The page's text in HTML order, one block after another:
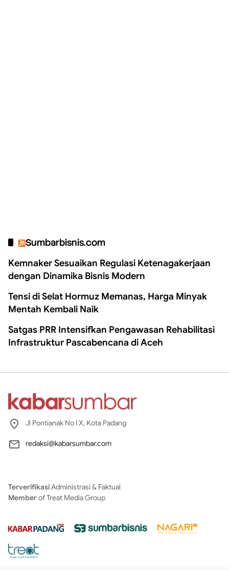
Sumbarbisnis.com
Kemnaker Sesuaikan Regulasi Ketenagakerjaan
dengan Dinamika Bisnis Modern
Tensi di Selat Hormuz Memanas, Harga Minyak
Mentah Kembali Naik
Satgas PRR Intensifkan Pengawasan Rehabilitasi
Infrastruktur Pascabencana di Aceh
Jl Pontianak No I X, Kota Padang
redaksi@kabarsumbar.com
TerverifikasiAdministrasi & Faktual
Memberof Treat Media Group